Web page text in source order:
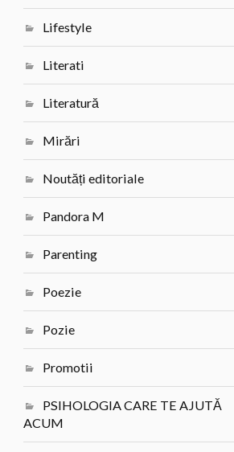
Lifestyle
Literati
Literatură
Mirări
Noutăți editoriale
Pandora M
Parenting
Poezie
Pozie
Promotii
PSIHOLOGIA CARE TE AJUTĂ
ACUM